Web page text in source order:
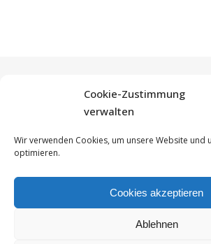
Cookie-Zustimmung
verwalten
Wir verwenden Cookies, um unsere Website und
optimieren.
Cookies akzeptieren
Ablehnen
© Yammibean, 2026 - All Rights